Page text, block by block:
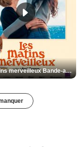
Les Matins merveilleux Bande-annonce VF